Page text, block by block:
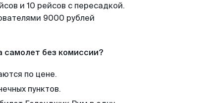
и 10 рейсов с пересадкой.
9000 рублей
самолет без комиссии?
по цене.
пунктов.